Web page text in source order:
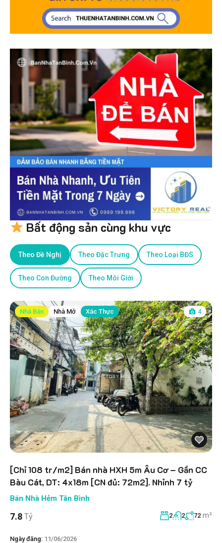
Bất động sản cùng khu vực
Theo Đề Nghị Theo Đặc Trưng Theo Loại BĐS
Theo Con Đường Theo Môi Giới
Nhà Bán Nhà Mở Xác Thực 4
[Chỉ 108 tr/m2] Bán nhà HXH 5m Âu Cơ – Gần CC
Bàu Cát, DT: 4x18m [CN đủ: 72m2]. Nhỉnh 7 tỷ
Bán Nhà Hẻm Tân Bình
7.8 Tỷ 2 2 72 m²
Ngày đăng: 11/06/2026